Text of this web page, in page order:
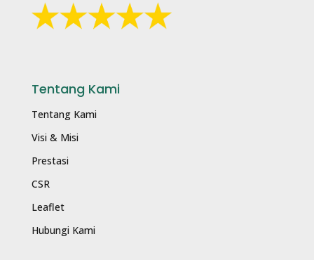
Tentang Kami
Tentang Kami
Visi & Misi
Prestasi
CSR
Leaflet
Hubungi Kami